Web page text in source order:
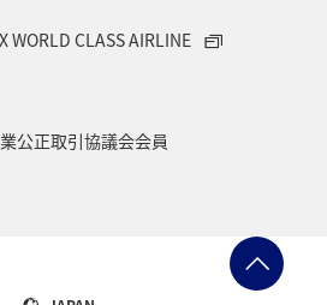
WORLD CLASS AIRLINE
公正取引協議会会員